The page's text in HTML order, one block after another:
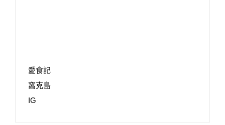
愛食記
窩克島
IG